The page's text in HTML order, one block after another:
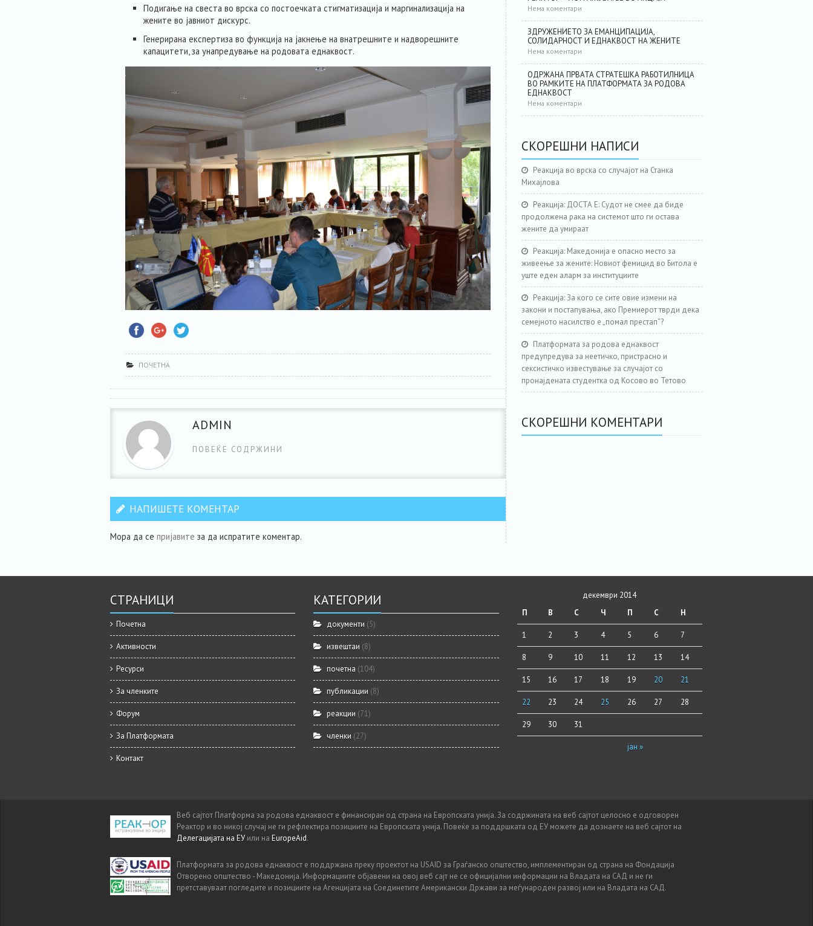
Подигање на свеста во врска со постоечката стигматизација и маргинализација на
жените во јавниот дискурс.
Генерирана експертиза во функција на јакнење на внатрешните и надворешните
капацитети, за унапредување на родовата еднаквост.
ПОЧЕТНА
ADMIN
ПОВЕЌЕ СОДРЖИНИ
НАПИШЕТЕ КОМЕНТАР
Мора да се пријавите за да испратите коментар.
Нема коментари
ЗДРУЖЕНИЕТО ЗА ЕМАНЦИПАЦИЈА,
СОЛИДАРНОСТ И ЕДНАКВОСТ НА ЖЕНИТЕ
Нема коментари
ОДРЖАНА ПРВАТА СТРАТЕШКА РАБОТИЛНИЦА
ВО РАМКИТЕ НА ПЛАТФОРМАТА ЗА РОДОВА
ЕДНАКВОСТ
Нема коментари
СКОРЕШНИ НАПИСИ
Реакција во врска со случајот на Станка
Михајлова
Реакција: ДОСТА Е: Судот не смее да биде
продолжена рака на системот што ги остава
жените да умираат
Реакција: Македонија е опасно место за
живеење за жените: Новиот фемицид во Битола е
уште еден аларм за институциите
Реакција: За кого се сите овие измени на
закони и постапувања, ако Премиерот тврди дека
семејното насилство е „помал престап“?
Платформата за родова еднаквост
предупредува за неетичко, пристрасно и
сексистичко известување за случајот со
пронајдената студентка од Косово во Тетово
СКОРЕШНИ КОМЕНТАРИ
СТРАНИЦИ
Почетна
Активности
Ресурси
За членките
Форум
За Платформата
Контакт
КАТЕГОРИИ
документи (5)
извештаи (8)
почетна (104)
публикации (8)
реакции (71)
членки (27)
декември 2014
П
В С Ч П С Н
јан »
1 2 3 4 5 6 7
8 9 10 11 12 13 14
15 16 17 18 19 20 21
22 23 24 25 26 27 28
29 30 31
Веб сајтот Платформа за родова еднаквост е финансиран од страна на Европската унија. За содржината на веб сајтот целосно е одговорен
Реактор и во никој случај не ги рефлектира позициите на Европската унија. Повеќе за поддршката од ЕУ можете да дознаете на веб сајтот на
Делегацијата на ЕУ или на EuropeAid.
Платформата за родова еднаквост е поддржана преку проектот на USAID за Граѓанско општество, имплементиран од страна на Фондација
Отворено општество - Македонија. Информациите објавени на овој веб сајт не се официјални информации на Владата на САД и не ги
претставуваат погледите и позициите на Агенцијата на Соединетите Американски Држави за меѓународен развој или на Владата на САД.